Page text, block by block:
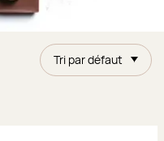
Tri par défaut